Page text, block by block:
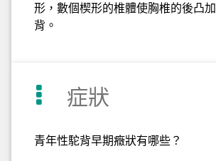
形，數個楔形的椎體使胸椎的後凸
背。
症狀
青年性駝背早期癥狀有哪些？